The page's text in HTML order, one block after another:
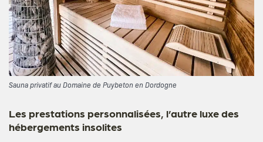
Sauna privatif au Domaine de Puybeton en Dordogne
Les prestations personnalisées, l’autre luxe des
hébergements insolites